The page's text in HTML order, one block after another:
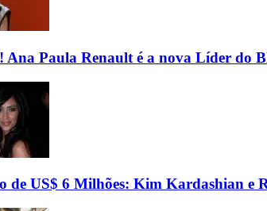
Paula Renault é a nova Líder do
de US$ 6 Milhões: Kim Kardashian